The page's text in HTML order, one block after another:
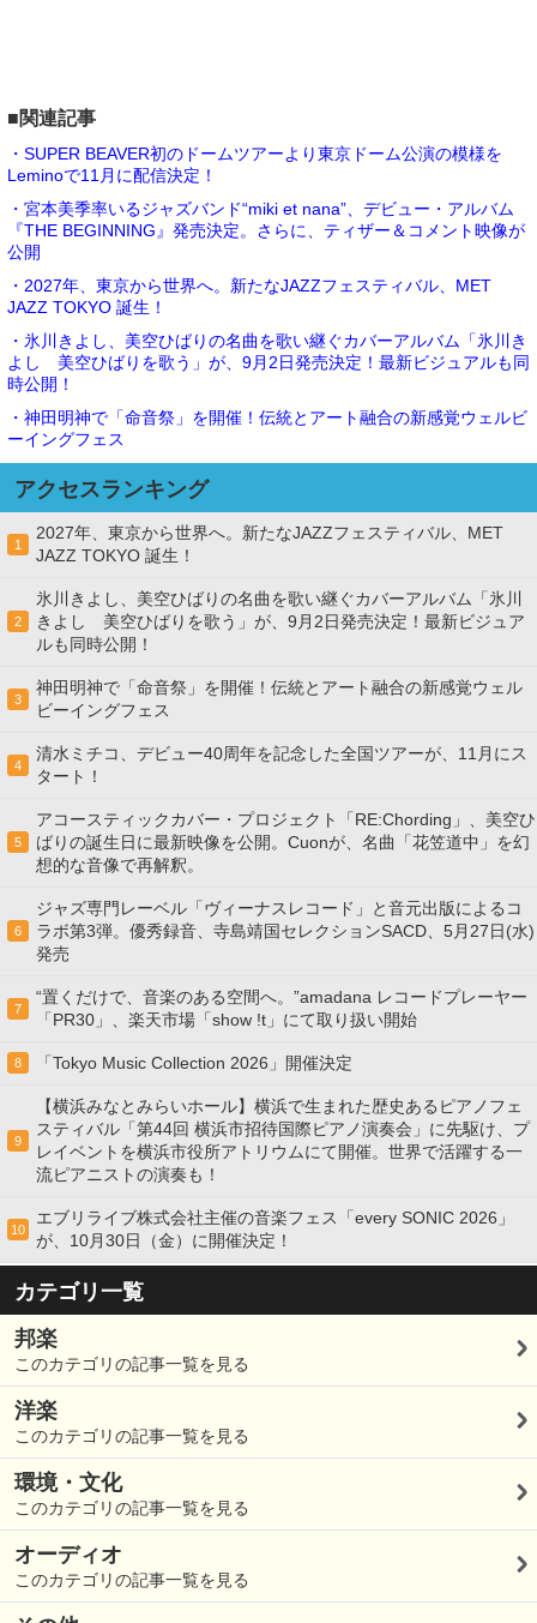
■関連記事
・SUPER BEAVER初のドームツアーより東京ドーム公演の模様を
Leminoで11月に配信決定！
・宮本美季率いるジャズバンド“miki et nana”、デビュー・アルバム
『THE BEGINNING』発売決定。さらに、ティザー＆コメント映像が
公開
・2027年、東京から世界へ。新たなJAZZフェスティバル、MET
JAZZ TOKYO 誕生！
・氷川きよし、美空ひばりの名曲を歌い継ぐカバーアルバム「氷川き
よし 美空ひばりを歌う」が、9月2日発売決定！最新ビジュアルも同
時公開！
・神田明神で「命音祭」を開催！伝統とアート融合の新感覚ウェルビ
ーイングフェス
アクセスランキング
1
2027年、東京から世界へ。新たなJAZZフェスティバル、MET
JAZZ TOKYO 誕生！
2
氷川きよし、美空ひばりの名曲を歌い継ぐカバーアルバム「氷川
きよし 美空ひばりを歌う」が、9月2日発売決定！最新ビジュア
ルも同時公開！
3
神田明神で「命音祭」を開催！伝統とアート融合の新感覚ウェル
ビーイングフェス
4
清水ミチコ、デビュー40周年を記念した全国ツアーが、11月にス
タート！
5
アコースティックカバー・プロジェクト「RE:Chording」、美空ひ
ばりの誕生日に最新映像を公開。Cuonが、名曲「花笠道中」を幻
想的な音像で再解釈。
6
ジャズ専門レーベル「ヴィーナスレコード」と音元出版によるコ
ラボ第3弾。優秀録音、寺島靖国セレクションSACD、5月27日(水)
発売
7
“置くだけで、音楽のある空間へ。”amadana レコードプレーヤー
「PR30」、楽天市場「show !t」にて取り扱い開始
8 「Tokyo Music Collection 2026」開催決定
9
【横浜みなとみらいホール】横浜で生まれた歴史あるピアノフェ
スティバル「第44回 横浜市招待国際ピアノ演奏会」に先駆け、プ
レイベントを横浜市役所アトリウムにて開催。世界で活躍する一
流ピアニストの演奏も！
10
エブリライブ株式会社主催の音楽フェス「every SONIC 2026」
が、10月30日（金）に開催決定！
カテゴリ一覧
邦楽
このカテゴリの記事一覧を見る
洋楽
このカテゴリの記事一覧を見る
環境・文化
このカテゴリの記事一覧を見る
オーディオ
このカテゴリの記事一覧を見る